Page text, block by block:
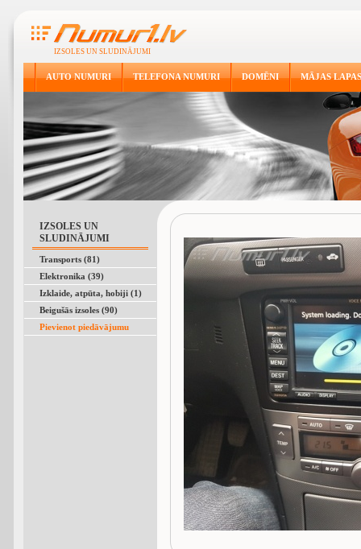
IZSOLES UN SLUDINĀJUMI
AUTO NUMURI TELEFONA NUMURI DOMĒNI MĀJAS LAPAS
IZSOLES UN
SLUDINĀJUMI
Transports (81)
Elektronika (39)
Izklaide, atpūta, hobiji (1)
Beigušās izsoles (90)
Pievienot piedāvājumu